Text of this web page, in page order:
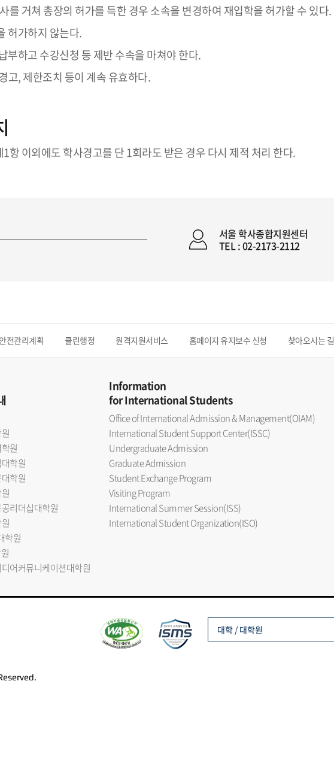
를 거쳐 총장의 허가를 득한 경우 소속을 변경하여 재입학을 허가할 수 있다.
허가하지 않는다.
부하고 수강신청 등 제반 수속을 마쳐야 한다.
고, 제한조치 등이 계속 유효하다.
이외에도 학사경고를 단 1회라도 받은 경우 다시 제적 처리 한다.
서울 학사종합지원센터
TEL : 02-2173-2112
전관리계획 클린행정 원격지원서비스 홈페이지 유지보수 신청 찾아오시는 길
원
학원
학원
리더십대학원
학원
어커뮤니케이션대학원
Information
for International Students
Office of International Admission & Management(OIAM)
International Student Support Center(ISSC)
Undergraduate Admission
Graduate Admission
Student Exchange Program
Visiting Program
International Summer Session(ISS)
International Student Organization(ISO)
대학 / 대학원